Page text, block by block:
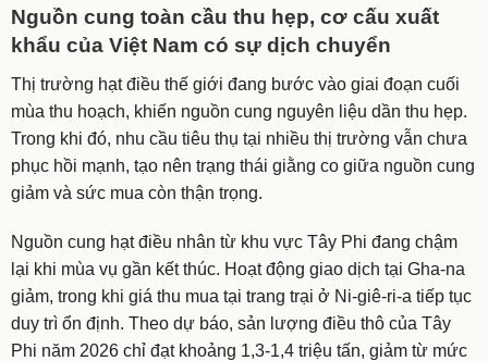
Nguồn cung toàn cầu thu hẹp, cơ cấu xuất
khẩu của Việt Nam có sự dịch chuyển
Thị trường hạt điều thế giới đang bước vào giai đoạn cuối
mùa thu hoạch, khiến nguồn cung nguyên liệu dần thu hẹp.
Trong khi đó, nhu cầu tiêu thụ tại nhiều thị trường vẫn chưa
phục hồi mạnh, tạo nên trạng thái giằng co giữa nguồn cung
giảm và sức mua còn thận trọng.
Nguồn cung hạt điều nhân từ khu vực Tây Phi đang chậm
lại khi mùa vụ gần kết thúc. Hoạt động giao dịch tại Gha-na
giảm, trong khi giá thu mua tại trang trại ở Ni-giê-ri-a tiếp tục
duy trì ổn định. Theo dự báo, sản lượng điều thô của Tây
Phi năm 2026 chỉ đạt khoảng 1,3-1,4 triệu tấn, giảm từ mức